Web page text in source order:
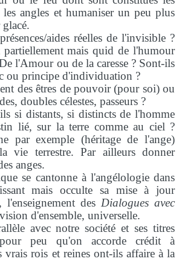
angles et humaniser un peu plus
aides réelles de l'invisible ?
mais quid de l'humour
l'Amour ou de la caresse ? Sont-ils
ou principe d'individuation ?
des êtres de pouvoir (pour soi) ou
doubles célestes, passeurs ?
ils si distants, si distincts de l'homme
lié, sur la terre comme au ciel ?
par exemple (héritage de l'ange)
vie terrestre. Par ailleurs donner
anges.
se cantonne à l'angélologie dans
mais occulte sa mise à jour
des Dialogues avec
d'ensemble, universelle.
avec notre société et ses titres
peu qu'on accorde crédit à
vrais rois et reines ont-ils affaire à la